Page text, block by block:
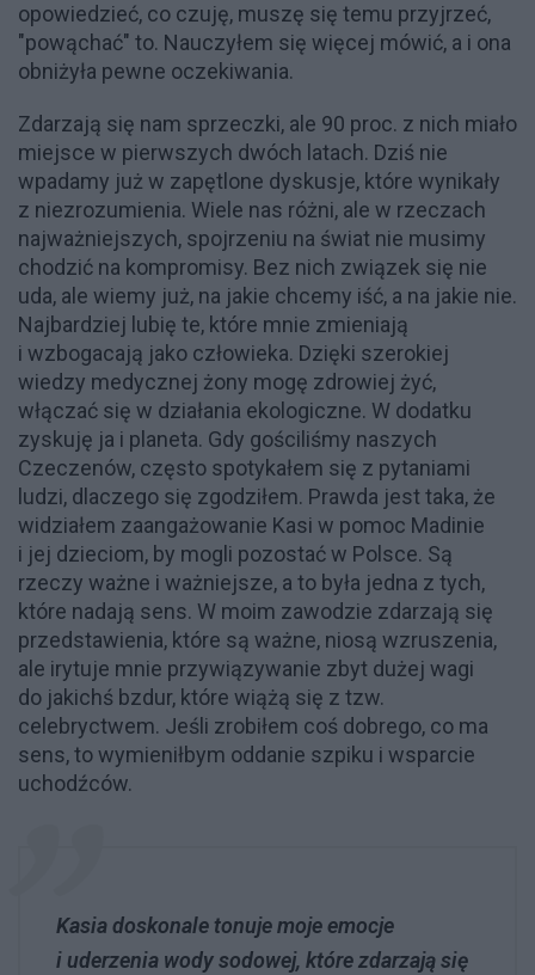
opowiedzieć, co czuję, muszę się temu przyjrzeć,
"powąchać" to. Nauczyłem się więcej mówić, a i ona
obniżyła pewne oczekiwania.
Zdarzają się nam sprzeczki, ale 90 proc. z nich miało
miejsce w pierwszych dwóch latach. Dziś nie
wpadamy już w zapętlone dyskusje, które wynikały
z niezrozumienia. Wiele nas różni, ale w rzeczach
najważniejszych, spojrzeniu na świat nie musimy
chodzić na kompromisy. Bez nich związek się nie
uda, ale wiemy już, na jakie chcemy iść, a na jakie nie.
Najbardziej lubię te, które mnie zmieniają
i wzbogacają jako człowieka. Dzięki szerokiej
wiedzy medycznej żony mogę zdrowiej żyć,
włączać się w działania ekologiczne. W dodatku
zyskuję ja i planeta. Gdy gościliśmy naszych
Czeczenów, często spotykałem się z pytaniami
ludzi, dlaczego się zgodziłem. Prawda jest taka, że
widziałem zaangażowanie Kasi w pomoc Madinie
i jej dzieciom, by mogli pozostać w Polsce. Są
rzeczy ważne i ważniejsze, a to była jedna z tych,
które nadają sens. W moim zawodzie zdarzają się
przedstawienia, które są ważne, niosą wzruszenia,
ale irytuje mnie przywiązywanie zbyt dużej wagi
do jakichś bzdur, które wiążą się z tzw.
celebryctwem. Jeśli zrobiłem coś dobrego, co ma
sens, to wymieniłbym oddanie szpiku i wsparcie
uchodźców.
Kasia doskonale tonuje moje emocje
i uderzenia wody sodowej, które zdarzają się